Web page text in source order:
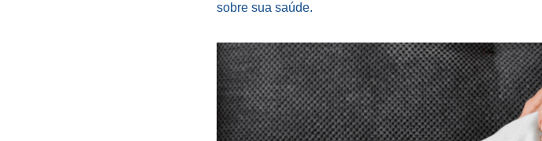
sobre sua saúde.